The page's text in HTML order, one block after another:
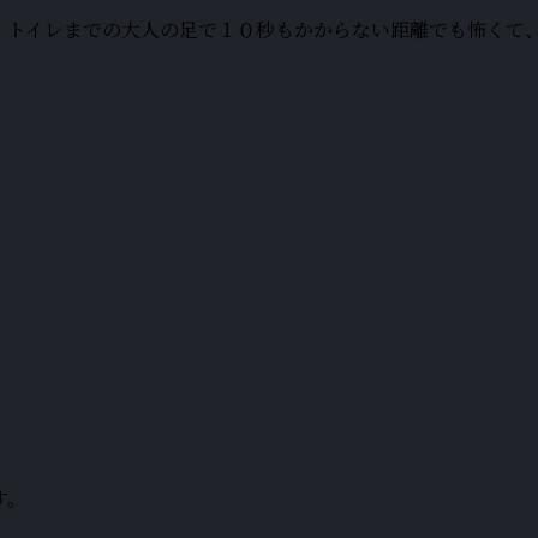
イレまでの大人の足で１０秒もかからない距離でも怖くて